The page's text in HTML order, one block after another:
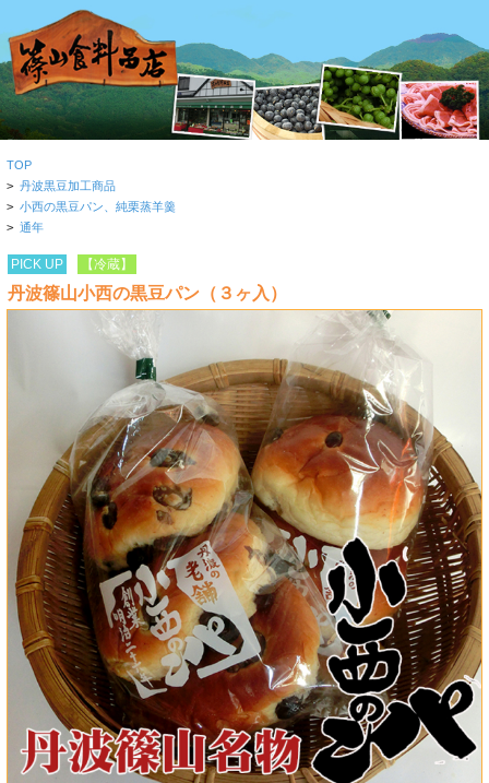
TOP
> 丹波黒豆加工商品
> 小西の黒豆パン、純栗蒸羊羹
> 通年
PICK UP 【冷蔵】
丹波篠山小西の黒豆パン（３ヶ入）